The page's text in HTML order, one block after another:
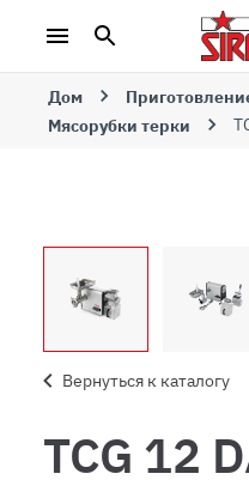
Дом
Мясорубки терки
Вернуться к каталогу
TCG 12